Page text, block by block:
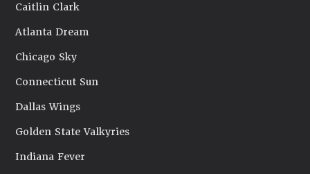
Caitlin Clark
Atlanta Dream
Chicago Sky
Connecticut Sun
Dallas Wings
Golden State Valkyries
Indiana Fever